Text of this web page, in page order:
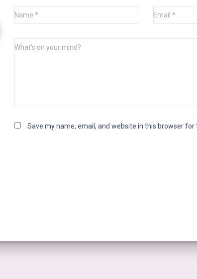
Name * Email*
What's on your mind?
Save my name, email, and website in this browser